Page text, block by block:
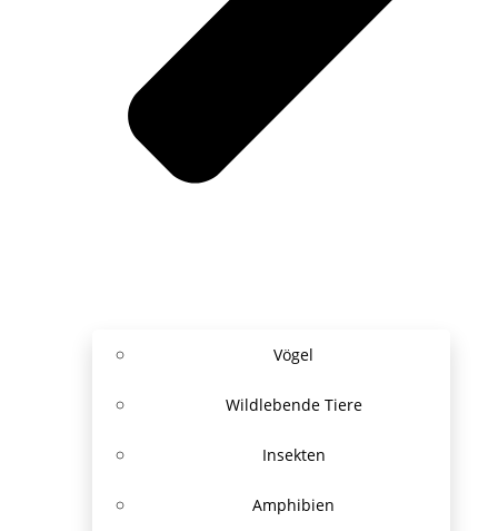
Vögel
Wildlebende Tiere
Insekten
Amphibien